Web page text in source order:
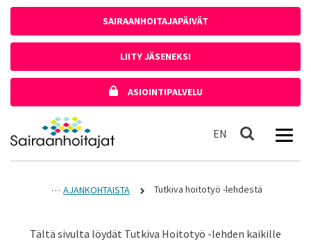
SAIRAANHOITAJAPÄIVÄT
LIITY JÄSENEKSI
ASIOINTIPALVELU
Etusivulle
EN In English
Haku
AJANKOHTAISTA Tutkiva hoitotyö -lehdestä
Tältä sivulta löydät Tutkiva Hoitotyö -lehden kaikille